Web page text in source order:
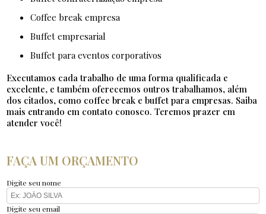
coffee break empresa
buffet empresarial
buffet para eventos corporativos
Executamos cada trabalho de uma forma qualificada e
excelente, e também oferecemos outros trabalhamos, além
dos citados, como coffee break e buffet para empresas. Saiba
mais entrando em contato conosco. Teremos prazer em
atender você!
FAÇA UM ORÇAMENTO
Digite seu nome
Digite seu email